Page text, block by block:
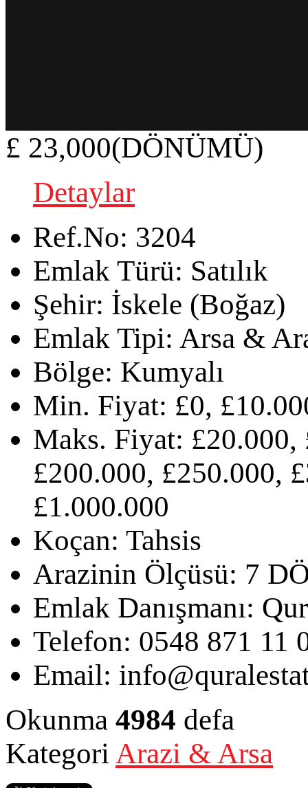
£ 23,000(DÖNÜMÜ)
Detaylar
Ref.No: 3204
Emlak Türü: Satılık
Şehir: İskele (Boğaz)
Emlak Tipi: Arsa &
Bölge: Kumyalı
Min. Fiyat: £0,
Maks. Fiyat: £20.000,
£200.000, £250.000,
£1.000.000
Koçan: Tahsis
Arazinin Ölçüsü: 7
Emlak Danışmanı:
Telefon: 0548 871 11
Email:
Okunma 4984 defa
Kategori Arazi & Arsa